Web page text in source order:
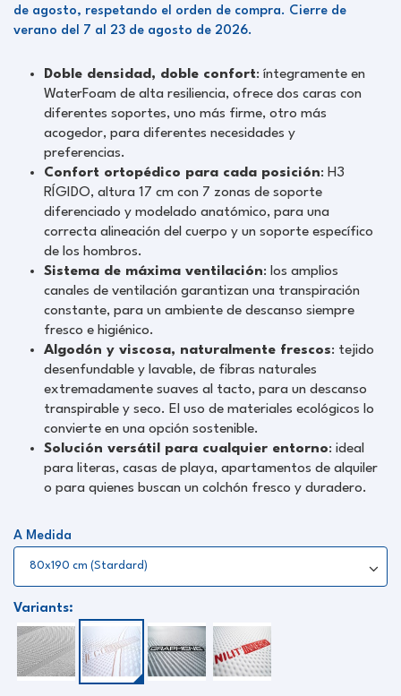
de agosto, respetando el orden de compra. Cierre de
verano del 7 al 23 de agosto de 2026.
Doble densidad, doble confort: íntegramente en
WaterFoam de alta resiliencia, ofrece dos caras con
diferentes soportes, uno más firme, otro más
acogedor, para diferentes necesidades y
preferencias.
Confort ortopédico para cada posición: H3
RÍGIDO, altura 17 cm con 7 zonas de soporte
diferenciado y modelado anatómico, para una
correcta alineación del cuerpo y un soporte específico
de los hombros.
Sistema de máxima ventilación: los amplios
canales de ventilación garantizan una transpiración
constante, para un ambiente de descanso siempre
fresco e higiénico.
Algodón y viscosa, naturalmente frescos: tejido
desenfundable y lavable, de fibras naturales
extremadamente suaves al tacto, para un descanso
transpirable y seco. El uso de materiales ecológicos lo
convierte en una opción sostenible.
Solución versátil para cualquier entorno: ideal
para literas, casas de playa, apartamentos de alquiler
o para quienes buscan un colchón fresco y duradero.
A Medida
Variants: